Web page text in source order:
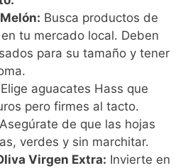
Busca productos de
tu mercado local. Deben
para su tamaño y tener
Elige aguacates Hass que
pero firmes al tacto.
Asegúrate de que las hojas
verdes y sin marchitar.
Virgen Extra: Invierte en